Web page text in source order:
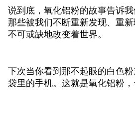
说到底，氧化铝粉的故事告诉
那些被我们不断重新发现、重
不可或缺地改变着世界。
下次当你看到那不起眼的白色
袋里的手机。这就是氧化铝粉，